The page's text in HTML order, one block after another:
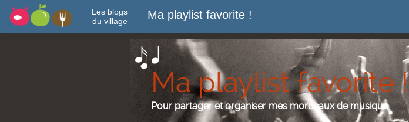
Les blogs
du village
Ma playlist favorite !
Ma playlist favorite !
Pour partager et organiser mes morceaux de musique